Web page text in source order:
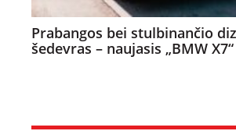
Prabangos bei stulbinančio
šedevras – naujasis „BMW X7“